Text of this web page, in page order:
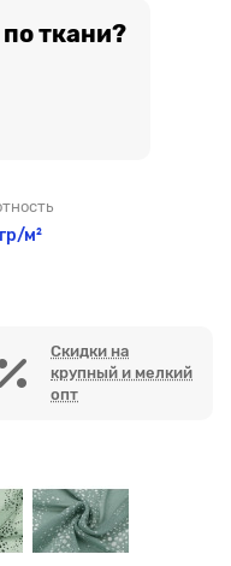
ткани?
м²
Скидки на
крупный и мелкий
опт